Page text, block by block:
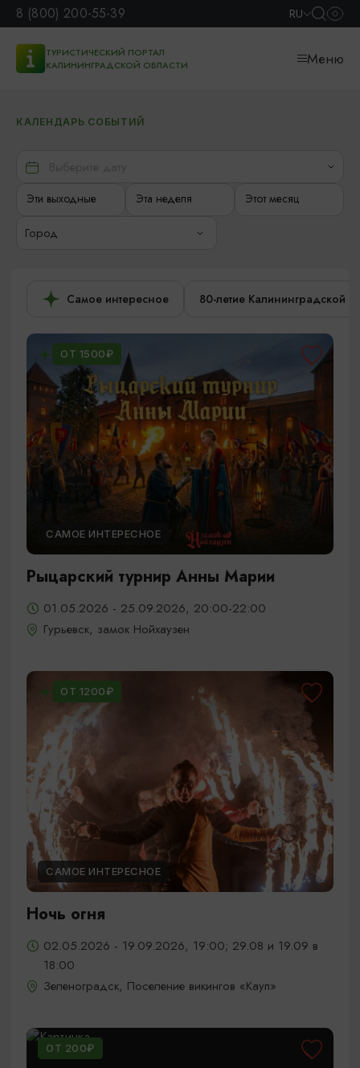
8 (800) 200-55-39 RU
ТУРИСТИЧЕСКИЙ ПОРТАЛ
КАЛИНИНГРАДСКОЙ ОБЛАСТИ
Меню
КАЛЕНДАРЬ СОБЫТИЙ
Эти выходные Эта неделя Этот месяц
Город
Самое интересное 80-летие Калининградской
ОТ 1500₽
САМОЕ ИНТЕРЕСНОЕ
Рыцарский турнир Анны Марии
01.05.2026 - 25.09.2026, 20:00-22:00
Гурьевск, замок Нойхаузен
ОТ 1200₽
САМОЕ ИНТЕРЕСНОЕ
Ночь огня
02.05.2026 - 19.09.2026, 19:00; 29.08 и 19.09 в
18:00
Зеленоградск, Поселение викингов «Кауп»
ОТ 200₽